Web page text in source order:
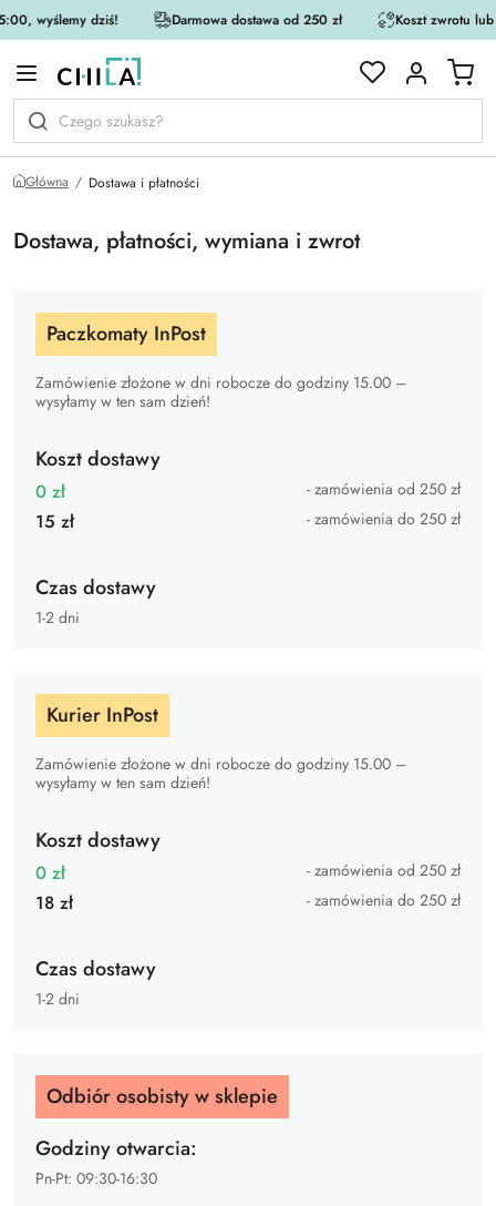
wyślemy dziś! Darmowa dostawa od 250 zł Koszt zwrotu
Główna Dostawa i płatności
Dostawa, płatności, wymiana i zwrot
Paczkomaty InPost
Zamówienie złożone w dni robocze do godziny 15.00 –
wysyłamy w ten sam dzień!
Koszt dostawy
0 zł - zamówienia od 250 zł
15 zł - zamówienia do 250 zł
Czas dostawy
1-2 dni
Kurier InPost
Zamówienie złożone w dni robocze do godziny 15.00 –
wysyłamy w ten sam dzień!
Koszt dostawy
0 zł - zamówienia od 250 zł
18 zł - zamówienia do 250 zł
Czas dostawy
1-2 dni
Odbiór osobisty w sklepie
Godziny otwarcia:
Pn-Pt: 09:30-16:30